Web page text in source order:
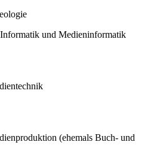
und Medieninformatik
(ehemals Buch- und